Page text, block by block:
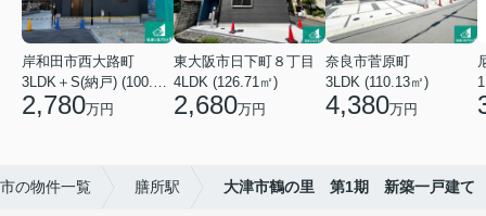
岸和田市西大路町
2,780万円
東大阪市日下町８丁目
4LDK (126.71㎡)
2,680万円
奈良市菅原町
3LDK (110.13㎡)
4,380万円
の物件一覧 膳所駅 大津市鶴の里 第1期 新築一戸建て